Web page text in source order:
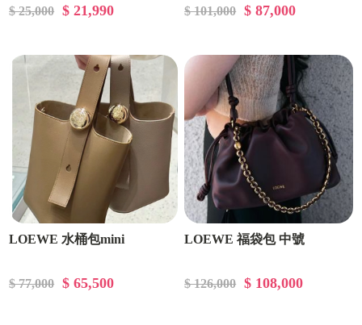
$ 25,000 $ 21,990 $ 101,000 $ 87,000
LOEWE 水桶包mini
$ 77,000 $ 65,500
LOEWE 福袋包 中號
$ 126,000 $ 108,000